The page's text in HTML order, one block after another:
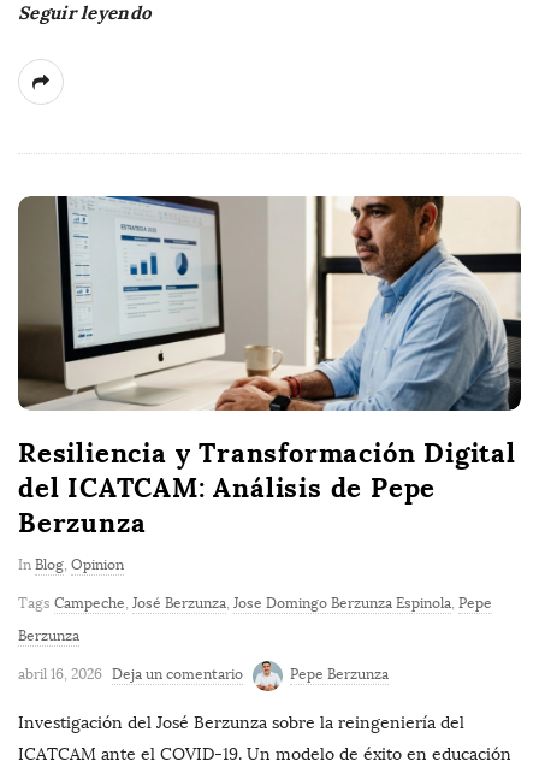
Seguir leyendo
Resiliencia y Transformación Digital
del ICATCAM: Análisis de Pepe
Berzunza
In Blog, Opinion
Tags Campeche, José Berzunza, Jose Domingo Berzunza Espinola, Pepe
Berzunza
abril 16, 2026 Deja un comentario Pepe Berzunza
Investigación del José Berzunza sobre la reingeniería del
ICATCAM ante el COVID-19. Un modelo de éxito en educación